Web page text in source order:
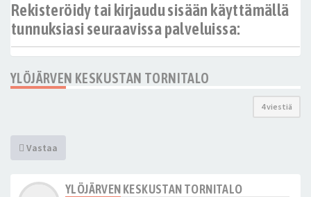
Rekisteröidy tai kirjaudu sisään käyttämällä
tunnuksiasi seuraavissa palveluissa:
YLÖJÄRVEN KESKUSTAN TORNITALO
4 viestiä
Vastaa
YLÖJÄRVEN KESKUSTAN TORNITALO